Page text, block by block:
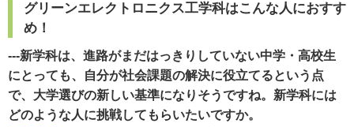
グリーンエレクトロニクス工学科はこんな人におすす
め！
---新学科は、進路がまだはっきりしていない中学・高校生
にとっても、自分が社会課題の解決に役立てるという点
で、大学選びの新しい基準になりそうですね。新学科には
どのような人に挑戦してもらいたいですか。